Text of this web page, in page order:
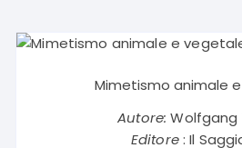
Mimetismo animale
Autore: Wolfgang
Editore: Il